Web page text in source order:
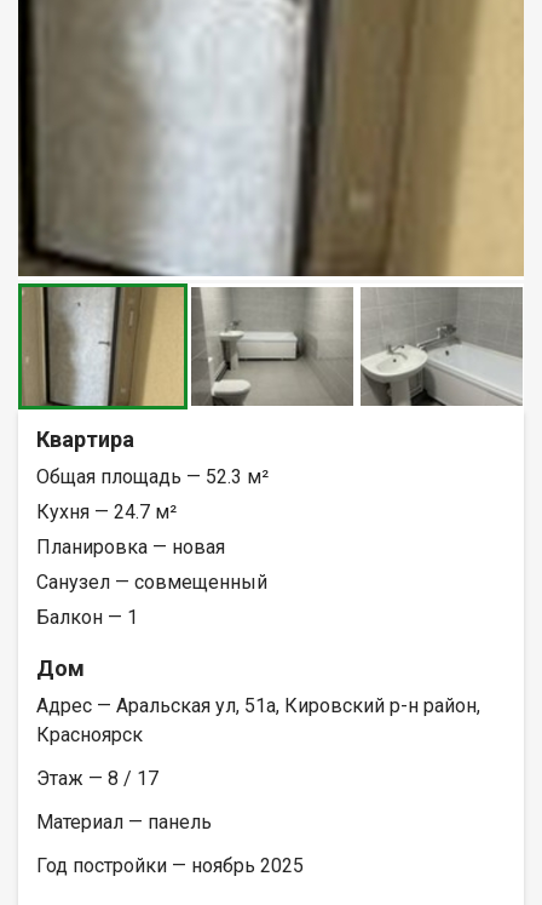
Квартира
Общая площадь — 52.3 м²
Кухня — 24.7 м²
Планировка — новая
Санузел — совмещенный
Балкон — 1
Дом
Адрес — Аральская ул, 51а, Кировский р-н район,
Красноярск
Этаж — 8 / 17
Материал — панель
Год постройки — ноябрь 2025